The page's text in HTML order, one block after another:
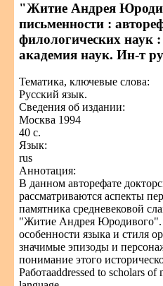
"Житие Андрея
письменности :
филологических наук :
академия наук. Ин-т
Тематика, ключевые слова:
Русский язык.
Сведения об издании:
Москва 1994
40 с.
Язык:
rus
Аннотация:
В данном авторефате
рассматриваются аспекты
памятника средневековой
"Житие Андрея Юродивого".
особенности языка и стиля
значимые эпизоды и
понимание этого
Работаaddressed to scholars